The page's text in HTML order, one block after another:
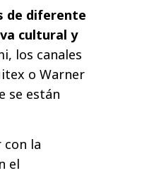
de diferente
cultural y
los canales
o Warner
se están
con la
el